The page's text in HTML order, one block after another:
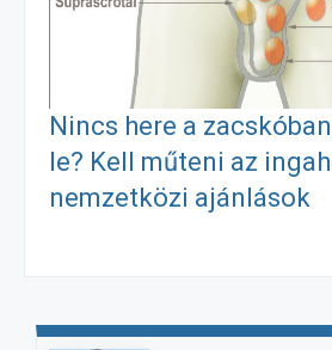
Nincs here a
le? Kell műteni az
nemzetközi ajánlások